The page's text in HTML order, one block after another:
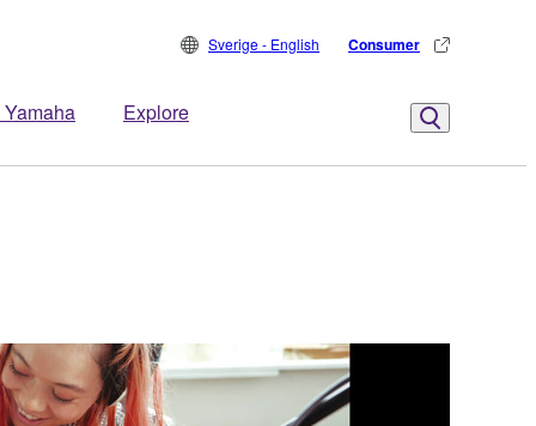
Explore
Sverige - English Consumer